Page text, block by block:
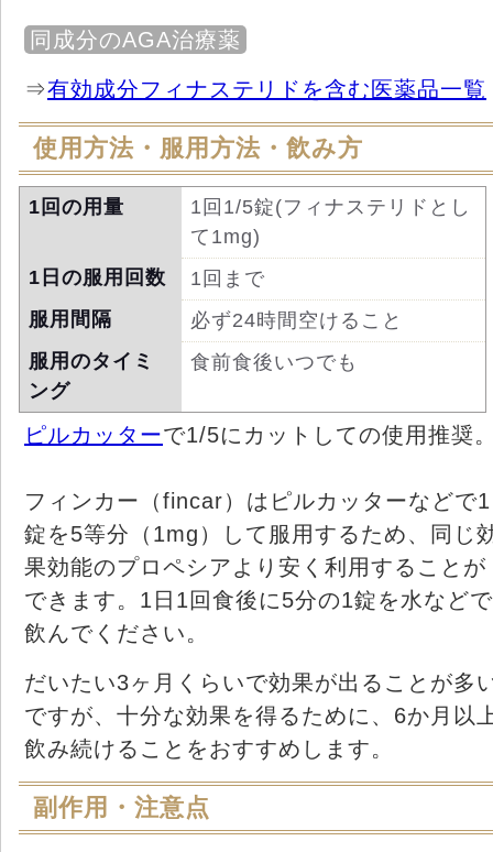
同成分のAGA治療薬
⇒有効成分フィナステリドを含む医薬品一覧
使用方法・服用方法・飲み方
1回の用量
1回1/5錠(フィナステリドとし
て1mg)
1日の服用回数
1回まで
服用間隔
必ず24時間空けること
服用のタイミ
ング
食前食後いつでも
ピルカッターで1/5にカットしての使用推奨
フィンカー（fincar）はピルカッターなどで1
錠を5等分（1mg）して服用するため、同じ
果効能のプロペシアより安く利用することが
できます。1日1回食後に5分の1錠を水などで
飲んでください。
だいたい3ヶ月くらいで効果が出ることが多
ですが、十分な効果を得るために、6か月以
飲み続けることをおすすめします。
副作用・注意点